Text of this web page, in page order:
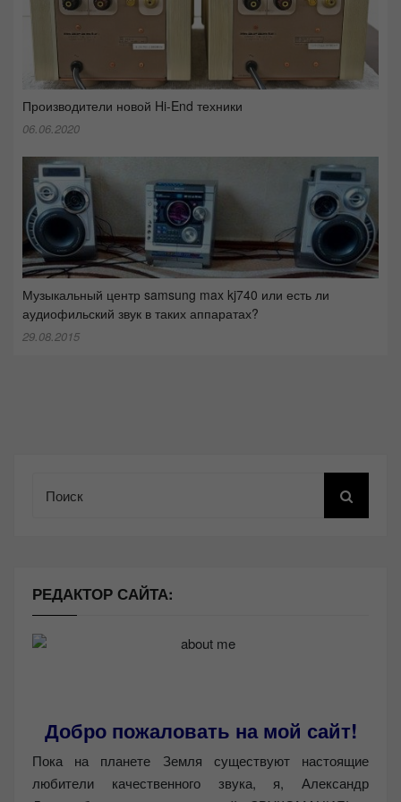
Производители новой Hi-End техники
06.06.2020
Музыкальный центр samsung max kj740 или есть ли
аудиофильский звук в таких аппаратах?
29.08.2015
РЕДАКТОР САЙТА:
Добро пожаловать на мой сайт!
Пока на планете Земля существуют настоящие
любители качественного звука, я, Александр